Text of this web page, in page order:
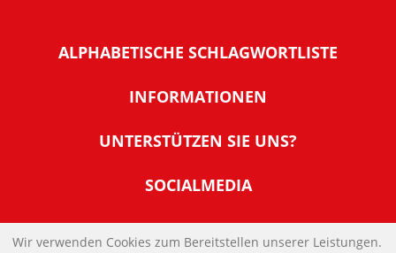
ALPHABETISCHE SCHLAGWORTLISTE
INFORMATIONEN
Warum NachDenkSeiten
Tipps zur Nutzung der NachDenkSeiten
Banner und E-Mail-Signaturen
UNTERSTÜTZEN SIE UNS?
Werden Sie Fördermitglied
SOCIALMEDIA
IMPRESSUM
Wir verwenden Cookies zum Bereitstellen unserer Leistungen.